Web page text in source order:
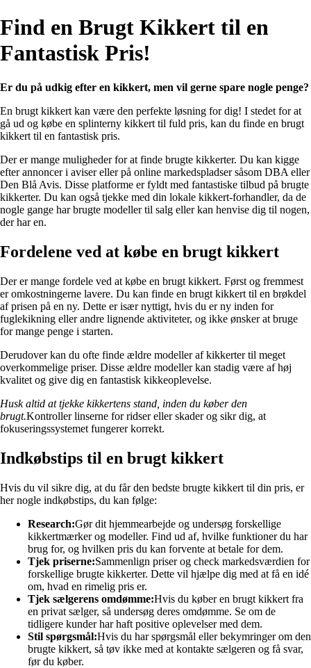
Find en Brugt Kikkert til en
Fantastisk Pris!
Er du på udkig efter en kikkert, men vil gerne spare nogle penge?
En brugt kikkert kan være den perfekte løsning for dig! I stedet for at
gå ud og købe en splinterny kikkert til fuld pris, kan du finde en brugt
kikkert til en fantastisk pris.
Der er mange muligheder for at finde brugte kikkerter. Du kan kigge
efter annoncer i aviser eller på online markedspladser såsom DBA eller
Den Blå Avis. Disse platforme er fyldt med fantastiske tilbud på brugte
kikkerter. Du kan også tjekke med din lokale kikkert-forhandler, da de
nogle gange har brugte modeller til salg eller kan henvise dig til nogen,
der har en.
Fordelene ved at købe en brugt kikkert
Der er mange fordele ved at købe en brugt kikkert. Først og fremmest
er omkostningerne lavere. Du kan finde en brugt kikkert til en brøkdel
af prisen på en ny. Dette er især nyttigt, hvis du er ny inden for
fuglekikning eller andre lignende aktiviteter, og ikke ønsker at bruge
for mange penge i starten.
Derudover kan du ofte finde ældre modeller af kikkerter til meget
overkommelige priser. Disse ældre modeller kan stadig være af høj
kvalitet og give dig en fantastisk kikkeoplevelse.
Husk altid at tjekke kikkertens stand, inden du køber den
brugt.Kontroller linserne for ridser eller skader og sikr dig, at
fokuseringssystemet fungerer korrekt.
Indkøbstips til en brugt kikkert
Hvis du vil sikre dig, at du får den bedste brugte kikkert til din pris, er
her nogle indkøbstips, du kan følge:
Research:Gør dit hjemmearbejde og undersøg forskellige
kikkertmærker og modeller. Find ud af, hvilke funktioner du har
brug for, og hvilken pris du kan forvente at betale for dem.
Tjek priserne:Sammenlign priser og check markedsværdien for
forskellige brugte kikkerter. Dette vil hjælpe dig med at få en idé
om, hvad en rimelig pris er.
Tjek sælgerens omdømme:Hvis du køber en brugt kikkert fra
en privat sælger, så undersøg deres omdømme. Se om de
tidligere kunder har haft positive oplevelser med dem.
Stil spørgsmål:Hvis du har spørgsmål eller bekymringer om den
brugte kikkert, så tøv ikke med at kontakte sælgeren og få svar,
før du køber.